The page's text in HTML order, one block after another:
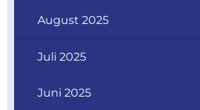
August 2025
Juli 2025
Juni 2025